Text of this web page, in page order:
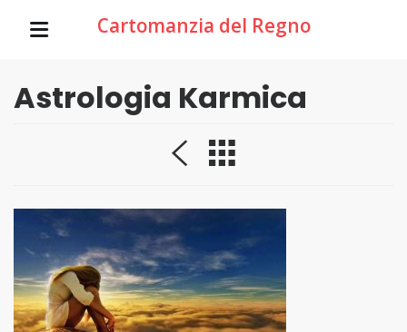
Cartomanzia del Regno
Astrologia Karmica